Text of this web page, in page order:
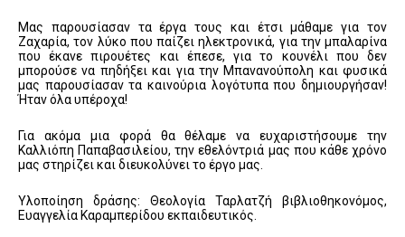
Μας παρουσίασαν τα έργα τους και έτσι μάθαμε για τον
Ζαχαρία, τον λύκο που παίζει ηλεκτρονικά, για την μπαλαρίνα
που έκανε πιρουέτες και έπεσε, για το κουνέλι που δεν
μπορούσε να πηδήξει και για την Μπανανούπολη και φυσικά
μας παρουσίασαν τα καινούρια λογότυπα που δημιουργήσαν!
Ήταν όλα υπέροχα!
Για ακόμα μια φορά θα θέλαμε να ευχαριστήσουμε την
Καλλιόπη Παπαβασιλείου, την εθελόντριά μας που κάθε χρόνο
μας στηρίζει και διευκολύνει το έργο μας.
Υλοποίηση δράσης: Θεολογία Ταρλατζή βιβλιοθηκονόμος,
Ευαγγελία Καραμπερίδου εκπαιδευτικός.